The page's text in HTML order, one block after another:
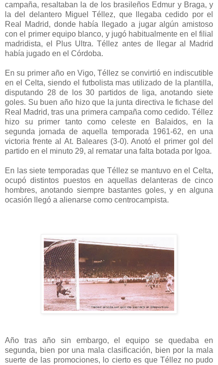
campaña, resaltaban la de los brasileños Edmur y Braga, y
la del delantero Miguel Téllez, que llegaba cedido por el
Real Madrid, donde había llegado a jugar algún amistoso
con el primer equipo blanco, y jugó habitualmente en el filial
madridista, el Plus Ultra. Téllez antes de llegar al Madrid
había jugado en el Córdoba.
En su primer año en Vigo, Téllez se convirtió en indiscutible
en el Celta, siendo el futbolista mas utilizado de la plantilla,
disputando 28 de los 30 partidos de liga, anotando siete
goles. Su buen año hizo que la junta directiva le fichase del
Real Madrid, tras una primera campaña como cedido. Téllez
hizo su primer tanto como celeste en Balaidos, en la
segunda jornada de aquella temporada 1961-62, en una
victoria frente al At. Baleares (3-0). Anotó el primer gol del
partido en el minuto 29, al rematar una falta botada por Igoa.
En las siete temporadas que Téllez se mantuvo en el Celta,
ocupó distintos puestos en aquellas delanteras de cinco
hombres, anotando siempre bastantes goles, y en alguna
ocasión llegó a alienarse como centrocampista.
Año tras año sin embargo, el equipo se quedaba en
segunda, bien por una mala clasificación, bien por la mala
suerte de las promociones, lo cierto es que Téllez no pudo